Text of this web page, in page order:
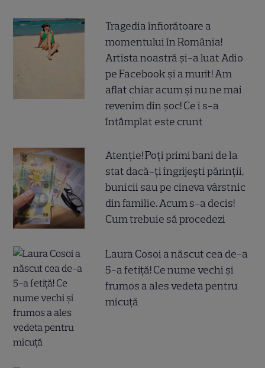
Tragedia înfiorătoare a
momentului în România!
Artista noastră și-a luat Adio
pe Facebook și a murit! Am
aflat chiar acum și nu ne mai
revenim din șoc! Ce i s-a
întâmplat este crunt
Atenție! Poți primi bani de la
stat dacă-ți îngrijești părinții,
bunicii sau pe cineva vârstnic
din familie. Acum s-a decis!
Cum trebuie să procedezi
Laura Cosoi a născut cea de-a
5-a fetiță! Ce nume vechi și
frumos a ales vedeta pentru
micuță